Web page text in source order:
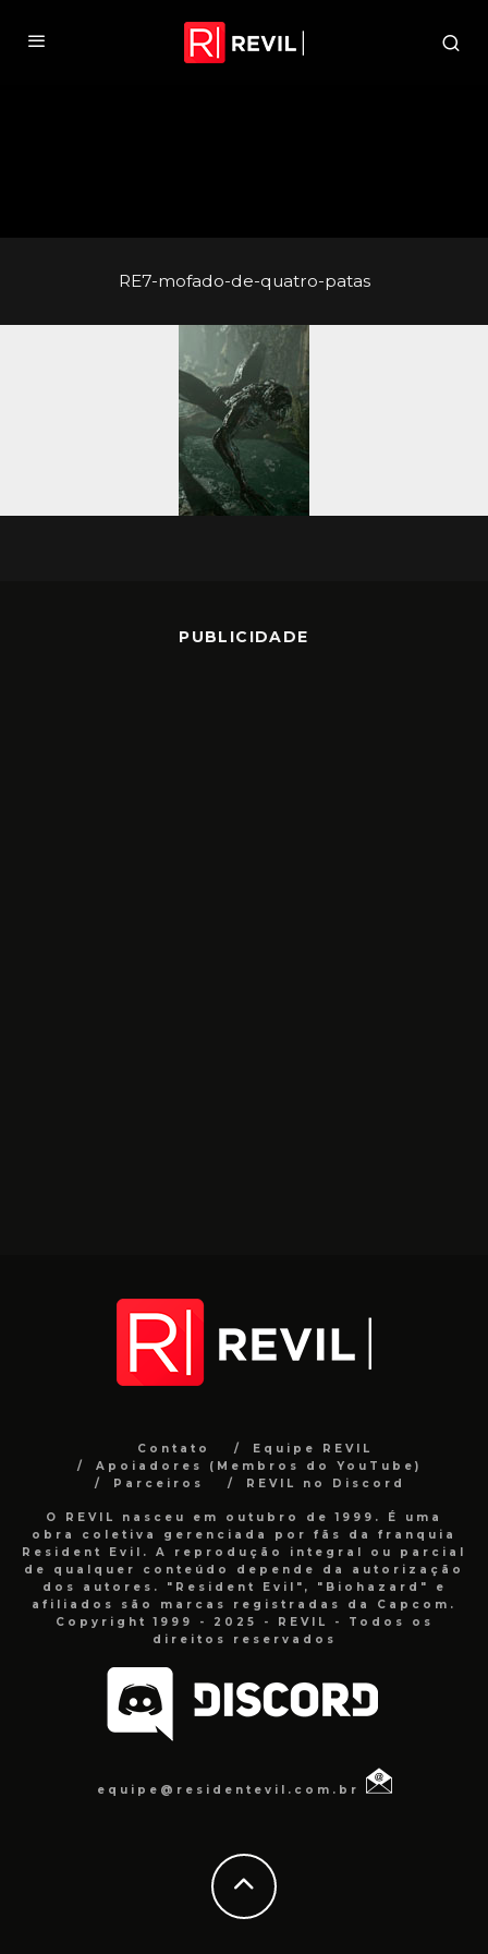
RE7-mofado-de-quatro-patas
PUBLICIDADE
Contato
Equipe REVIL
Apoiadores (Membros do YouTube)
Parceiros
REVIL no Discord
O REVIL nasceu em outubro de 1999. É uma
obra coletiva gerenciada por fãs da franquia
Resident Evil. A reprodução integral ou parcial
de qualquer conteúdo depende da autorização
dos autores. "Resident Evil", "Biohazard" e
afiliados são marcas registradas da Capcom.
Copyright 1999 - 2025 - REVIL - Todos os
direitos reservados
equipe@residentevil.com.br